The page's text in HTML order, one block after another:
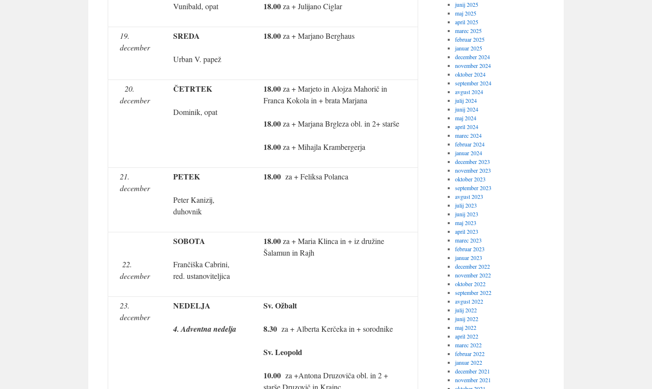
Vunibald, opat 18.00za + Julijano Ciglar
19.
december
SREDA
Urban V. papež
18.00za + Marjano Berghaus
20.
december
ČETRTEK
Dominik, opat
18.00za + Marjeto in Alojza Mahorič in
Franca Kokola in + brata Marjana
18.00za + Marjana Brgleza obl. in 2+ starše
18.00za + Mihajla Krambergerja
21.
december
PETEK
Peter Kanizij,
duhovnik
18.00 za + Feliksa Polanca
22.
december
SOBOTA
Frančiška Cabrini,
red. ustanoviteljica
18.00za + Maria Klinca in + iz družine
Šalamun in Rajh
23.
december
NEDELJA
4. Adventna nedelja
Sv. Ožbalt
8.30 za + Alberta Kerčeka in + sorodnike
Sv. Leopold
10.00 za +Antona Druzoviča obl. in 2 +
starše Druzovič in Krajnc
junij 2025
maj 2025
april 2025
marec 2025
februar 2025
januar 2025
december 2024
november 2024
oktober 2024
september 2024
avgust 2024
julij 2024
junij 2024
maj 2024
april 2024
marec 2024
februar 2024
januar 2024
december 2023
november 2023
oktober 2023
september 2023
avgust 2023
julij 2023
junij 2023
maj 2023
april 2023
marec 2023
februar 2023
januar 2023
december 2022
november 2022
oktober 2022
september 2022
avgust 2022
julij 2022
junij 2022
maj 2022
april 2022
marec 2022
februar 2022
januar 2022
december 2021
november 2021